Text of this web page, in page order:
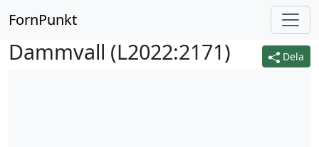
FornPunkt
Dela
Dammvall (L2022:2171)